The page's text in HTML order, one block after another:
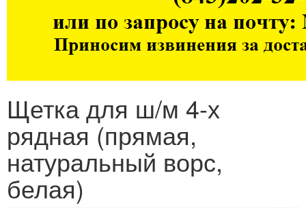
Щетка для ш/м 4-х
рядная (прямая,
натуральный ворс,
белая)